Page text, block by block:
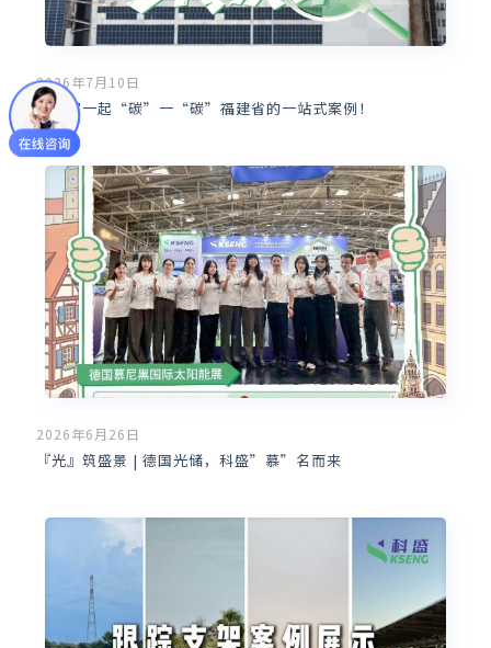
2026年7月10日
带大家一起“碳”一“碳”福建省的一站式案例！
2026年6月26日
『光』筑盛景 | 德国光储，科盛”慕”名而来